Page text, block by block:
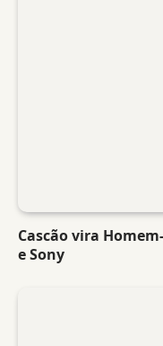
Cascão vira
e Sony